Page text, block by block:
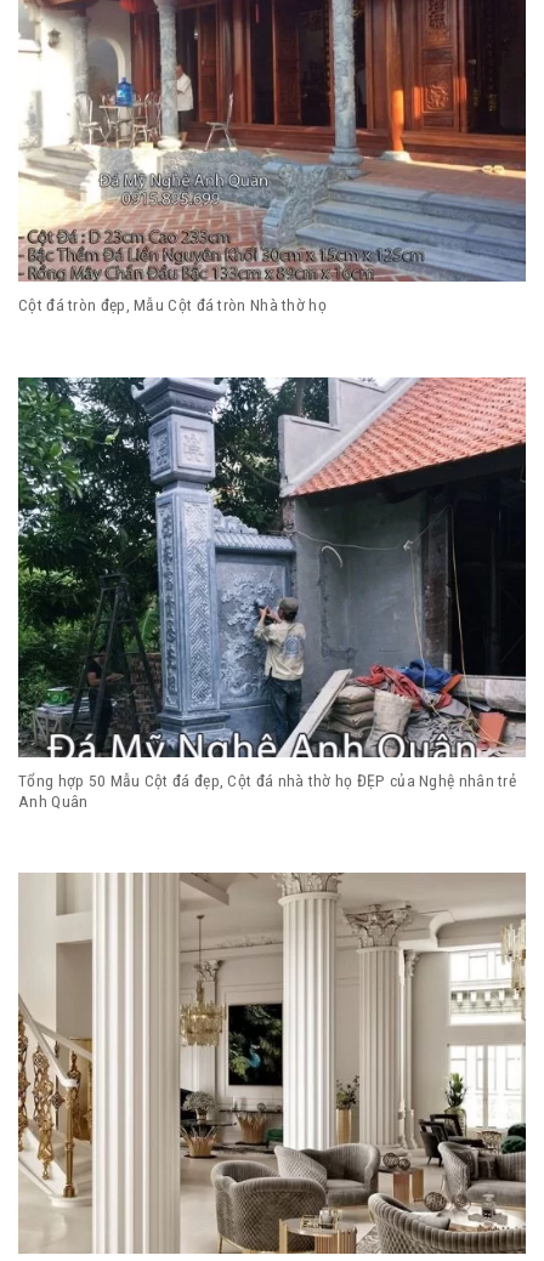
Cột đá tròn đẹp, Mẫu Cột đá tròn Nhà thờ họ
Tổng hợp 50 Mẫu Cột đá đẹp, Cột đá nhà thờ họ ĐẸP của Nghệ nhân trẻ
Anh Quân